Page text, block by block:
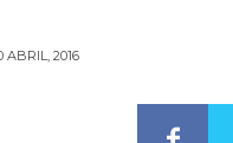
ABRIL, 2016